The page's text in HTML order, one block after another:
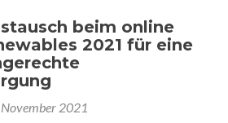
beim online
2021 für eine
2021